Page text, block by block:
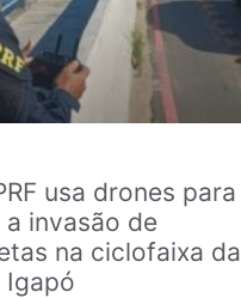
usa drones para
invasão de
na ciclofaixa da
Igapó